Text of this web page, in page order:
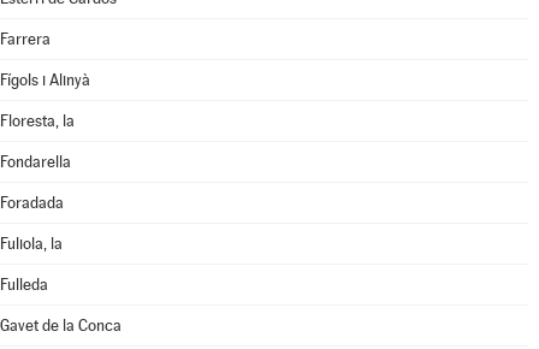
Farrera
Fígols i Alinyà
Floresta, la
Fondarella
Foradada
Fuliola, la
Fulleda
Gavet de la Conca